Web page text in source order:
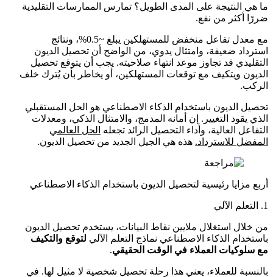
ما هي النتيجة على المدى الطويل؟ تمارس الممارسات التقليدية
ضررًا أكثر من نفع.
مع معدل تفاعل منخفض للمستهلكين يبلغ ~0.5%، ونتائج
استرداد ضعيفة، وامتثال يدوي، من الواضح أن تحصيل الديون
التقليدي قد تجاوز موعد انتهاء صلاحيته. يجب أن يتوقع تحصيل
الديون ويتكيف مع توقعات المستهلكين، أو يخاطر بأن يُترك خلف
الركب.
تحصيل الديون باستخدام الذكاء الاصطناعي هو الحل المستقبلي
الذي يقود التغيير. إن أمانه المدمج، والامتثال الذكي، ومعدلات
التفاعل العالية، وأداء التحصيل الرائد تجعله الحل العالمي
المفضل للاسترداد. هذه هي الجيل الجديد من تحصيل الديون.
أربع مزايا رئيسية لتحصيل الديون باستخدام الذكاء الاصطناعي
1. التعلم الآلي
من خلال استغلال ملايين نقاط البيانات، يستخدم تحصيل الديون
باستخدام الذكاء الاصطناعي نماذج التعلم الآلي لتوقع والتكيف
مع سلوكيات العملاء في الوقت الحقيقي.
بالنسبة للعملاء، يعني هذا رحلة تحصيل شخصية لا مثيل لها. في